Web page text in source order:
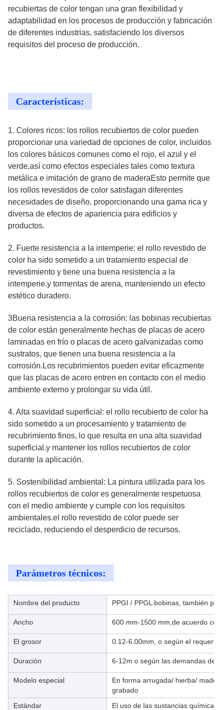
recubiertas de color tengan una gran flexibilidad y
adaptabilidad en los procesos de producción y fabricación
de diferentes industrias, satisfaciendo los diversos
requisitos del proceso de producción.
Características:
1. Colores ricos: los rollos recubiertos de color pueden
proporcionar una variedad de opciones de color, incluidos
los colores básicos comunes como el rojo, el azul y el
verde,así como efectos especiales tales como textura
metálica e imitación de grano de maderaEsto permite que
los rollos revestidos de color satisfagan diferentes
necesidades de diseño, proporcionando una gama rica y
diversa de efectos de apariencia para edificios y
productos.
2. Fuerte resistencia a la intemperie: el rollo revestido de
color ha sido sometido a un tratamiento especial de
revestimiento y tiene una buena resistencia a la
intemperie.y tormentas de arena, manteniendo un efecto
estético duradero.
3Buena resistencia a la corrosión: las bobinas recubiertas
de color están generalmente hechas de placas de acero
laminadas en frío o placas de acero galvanizadas como
sustratos, que tienen una buena resistencia a la
corrosión.Los recubrimientos pueden evitar eficazmente
que las placas de acero entren en contacto con el medio
ambiente externo y prolongar su vida útil.
4. Alta suavidad superficial: el rollo recubierto de color ha
sido sometido a un procesamiento y tratamiento de
recubrimiento finos, lo que resulta en una alta suavidad
superficial.y mantener los rollos recubiertos de color
durante la aplicación.
5. Sostenibilidad ambiental: La pintura utilizada para los
rollos recubiertos de color es generalmente respetuosa
con el medio ambiente y cumple con los requisitos
ambientales.el rollo revestido de color puede ser
reciclado, reduciendo el desperdicio de recursos.
Parámetros técnicos:
Nombre del producto PPGI / PPGL bobinas, también
Ancho 600 mm-1500 mm,de acuerdo
El grosor 0.12-6.00mm, o según el
Duración 6-12m o según las demandas del
Modelo especial
En forma arrugada/ hierba/
grabado
Estándar
El uso de las sustancias